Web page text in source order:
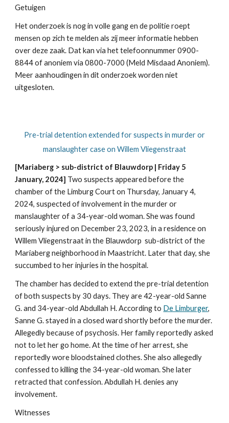
Getuigen
Het onderzoek is nog in volle gang en de politie roept
mensen op zich te melden als zij meer informatie hebben
over deze zaak. Dat kan via het telefoonnummer 0900-
8844 of anoniem via 0800-7000 (Meld Misdaad Anoniem).
Meer aanhoudingen in dit onderzoek worden niet
uitgesloten.
Pre-trial detention extended for suspects in murder or
manslaughter case on Willem Vliegenstraat
[Mariaberg > sub-district of Blauwdorp | Friday 5
January, 2024] Two suspects appeared before the
chamber of the Limburg Court on Thursday, January 4,
2024, suspected of involvement in the murder or
manslaughter of a 34-year-old woman. She was found
seriously injured on December 23, 2023, in a residence on
Willem Vliegenstraat in the Blauwdorp sub-district of the
Mariaberg neighborhood in Maastricht. Later that day, she
succumbed to her injuries in the hospital.
The chamber has decided to extend the pre-trial detention
of both suspects by 30 days. They are 42-year-old Sanne
G. and 34-year-old Abdullah H. According to De Limburger,
Sanne G. stayed in a closed ward shortly before the murder.
Allegedly because of psychosis. Her family reportedly asked
not to let her go home. At the time of her arrest, she
reportedly wore bloodstained clothes. She also allegedly
confessed to killing the 34-year-old woman. She later
retracted that confession. Abdullah H. denies any
involvement.
Witnesses